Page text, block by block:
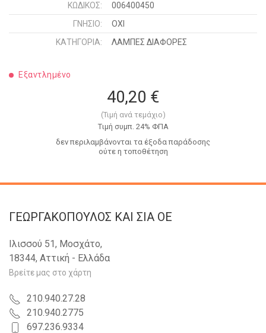
ΚΩΔΙΚΌΣ:
006400450
ΓΝΉΣΙΟ:
ΟΧΙ
ΚΑΤΗΓΟΡΊΑ:
ΛΑΜΠΕΣ ΔΙΑΦΟΡΕΣ
Εξαντλημένο
40,20 €
(Τιμή ανά τεμάχιο)
Tιμή συμπ. 24% ΦΠΑ
δεν περιλαμβάνονται τα έξοδα παράδοσης
ούτε η τοποθέτηση
ΓΕΩΡΓΑΚΟΠΟΥΛΟΣ KAI ΣΙΑ OE
Ιλισσού 51, Μοσχάτο,
18344, Αττική - Ελλάδα
Βρείτε μας στο χάρτη
210.940.27.28
210.940.2775
697.236.9334